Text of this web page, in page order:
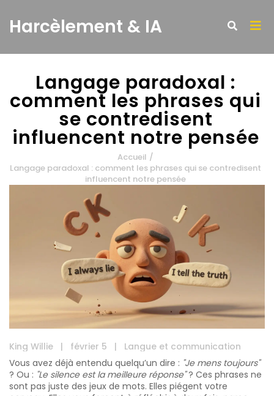
Harcèlement & IA
Langage paradoxal :
comment les phrases qui
se contredisent
influencent notre pensée
Accueil /
Langage paradoxal : comment les phrases qui se contredisent
influencent notre pensée
King Willie | février 5 |
Langue et communication
Vous avez déjà entendu quelqu’un dire : "Je mens toujours"
? Ou : "Le silence est la meilleure réponse"? Ces phrases ne
sont pas juste des jeux de mots. Elles piégent votre